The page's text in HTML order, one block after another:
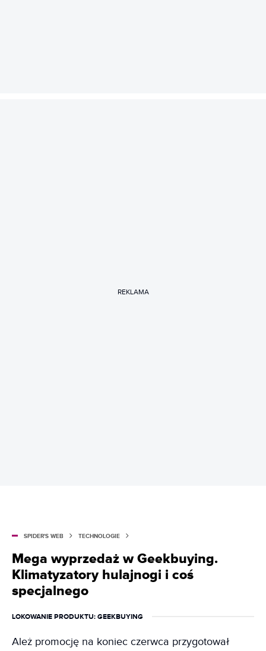
REKLAMA
SPIDER'S WEB TECHNOLOGIE
Mega wyprzedaż w Geekbuying.
Klimatyzatory hulajnogi i coś
specjalnego
LOKOWANIE PRODUKTU: GEEKBUYING
Ależ promocję na koniec czerwca przygotował